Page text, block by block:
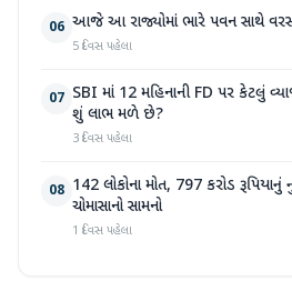
06 આજે આ રાજ્યોમાં ભારે પવન સાથે
5 દિવસ પહેલા
07 SBI માં 12 મહિનાની FD પર કેટલું
શું લાભ મળે છે?
3 દિવસ પહેલા
08 142 લોકોના મોત, 797 કરોડ રૂપિયાનું
ચોમાસાનો સામનો
1 દિવસ પહેલા